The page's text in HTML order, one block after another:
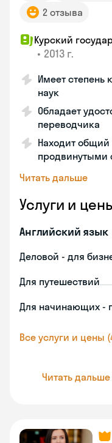
2 отзыва
Курский
• 2013 г.
Имеет степень
наук
Обладает
переводчика
Находит
продвинутыми
Читать дальше
Услуги и
Английский язык
Деловой - для
Для путешествий
Для начинающих -
Все услуги и цены
Читать дальше